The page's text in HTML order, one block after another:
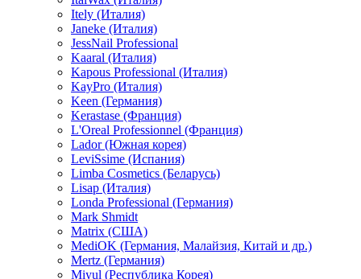
Itely (Италия)
Janeke (Италия)
JessNail Professional
Kaaral (Италия)
Kapous Professional (Италия)
KayPro (Италия)
Keen (Германия)
Kerastase (Франция)
L'Oreal Professionnel (Франция)
Lador (Южная корея)
LeviSsime (Испания)
Limba Cosmetics (Беларусь)
Lisap (Италия)
Londa Professional (Германия)
Mark Shmidt
Matrix (США)
MediOK (Германия, Малайзия, Китай и др.)
Mertz (Германия)
Miyul (Республика Корея)